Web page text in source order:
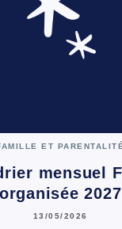
ET PARENTALITÉ
mensuel
organisée 2027
13/05/2026